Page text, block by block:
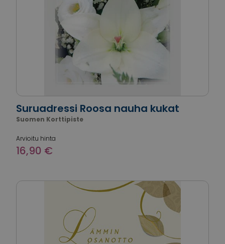
Suruadressi Roosa nauha kukat
Suomen Korttipiste
Arvioitu hinta
16,90 €